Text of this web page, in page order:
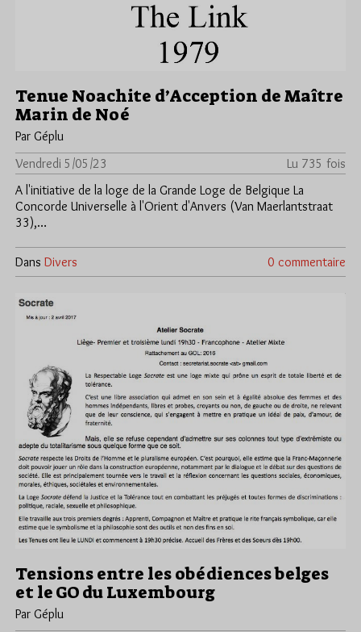
Tenue Noachite d’Acception de Maître
Marin de Noé
Par Géplu
Vendredi 5/05/23
Lu 735 fois
A l'initiative de la loge de la Grande Loge de Belgique La
Concorde Universelle à l'Orient d'Anvers (Van Maerlantstraat
33),…
Dans Divers 0 commentaire
Tensions entre les obédiences belges
et le GO du Luxembourg
Par Géplu